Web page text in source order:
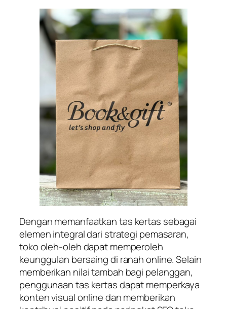
Dengan memanfaatkan tas kertas sebagai
elemen integral dari strategi pemasaran,
toko oleh-oleh dapat memperoleh
keunggulan bersaing di ranah online. Selain
memberikan nilai tambah bagi pelanggan,
penggunaan tas kertas dapat memperkaya
konten visual online dan memberikan